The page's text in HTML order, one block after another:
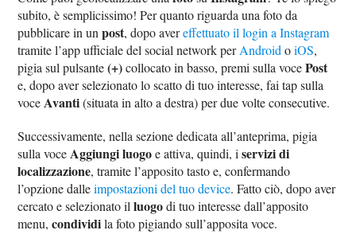
subito, è semplicissimo! Per quanto riguarda una foto da
pubblicare in unpost, dopo avereffettuato il login a Instagram
tramite l’app ufficiale del social network perAndroid oiOS,
pigia sul pulsante(+)collocato in basso, premi sulla vocePost
e, dopo aver selezionato lo scatto di tuo interesse, fai tap sulla
voce Avanti(situata in alto a destra) per due volte consecutive.
Successivamente, nella sezione dedicata all’anteprima, pigia
sulla voce Aggiungi luogoe attiva, quindi, iservizi di
localizzazione, tramite l’apposito tasto e, confermando
l’opzione dalleimpostazioni del tuo device. Fatto ciò, dopo aver
cercato e selezionato illuogodi tuo interesse dall’apposito
menu,condividila foto pigiando sull’apposita voce.